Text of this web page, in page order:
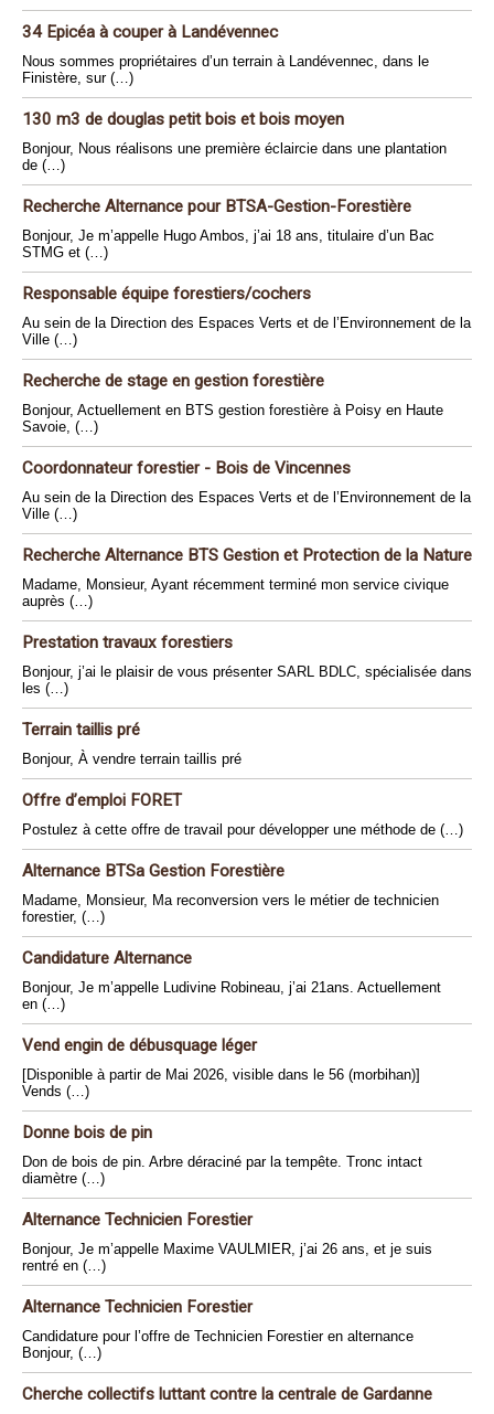
34 Epicéa à couper à Landévennec
Nous sommes propriétaires d’un terrain à Landévennec, dans le
Finistère, sur (…)
130 m3 de douglas petit bois et bois moyen
Bonjour, Nous réalisons une première éclaircie dans une plantation
de (…)
Recherche Alternance pour BTSA-Gestion-Forestière
Bonjour, Je m’appelle Hugo Ambos, j’ai 18 ans, titulaire d’un Bac
STMG et (…)
Responsable équipe forestiers/cochers
Au sein de la Direction des Espaces Verts et de l’Environnement de la
Ville (…)
Recherche de stage en gestion forestière
Bonjour, Actuellement en BTS gestion forestière à Poisy en Haute
Savoie, (…)
Coordonnateur forestier - Bois de Vincennes
Au sein de la Direction des Espaces Verts et de l’Environnement de la
Ville (…)
Recherche Alternance BTS Gestion et Protection de la Nature
Madame, Monsieur, Ayant récemment terminé mon service civique
auprès (…)
Prestation travaux forestiers
Bonjour, j’ai le plaisir de vous présenter SARL BDLC, spécialisée dans
les (…)
Terrain taillis pré
Bonjour, À vendre terrain taillis pré
Offre d’emploi FORET
Postulez à cette offre de travail pour développer une méthode de (…)
Alternance BTSa Gestion Forestière
Madame, Monsieur, Ma reconversion vers le métier de technicien
forestier, (…)
Candidature Alternance
Bonjour, Je m’appelle Ludivine Robineau, j’ai 21ans. Actuellement
en (…)
Vend engin de débusquage léger
[Disponible à partir de Mai 2026, visible dans le 56 (morbihan)]
Vends (…)
Donne bois de pin
Don de bois de pin. Arbre déraciné par la tempête. Tronc intact
diamètre (…)
Alternance Technicien Forestier
Bonjour, Je m’appelle Maxime VAULMIER, j’ai 26 ans, et je suis
rentré en (…)
Alternance Technicien Forestier
Candidature pour l’offre de Technicien Forestier en alternance
Bonjour, (…)
Cherche collectifs luttant contre la centrale de Gardanne